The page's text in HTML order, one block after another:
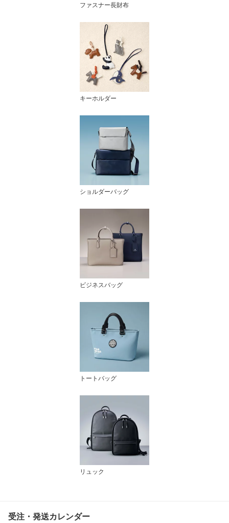
ファスナー長財布
キーホルダー
ショルダーバッグ
ビジネスバッグ
トートバッグ
リュック
受注・発送カレンダー